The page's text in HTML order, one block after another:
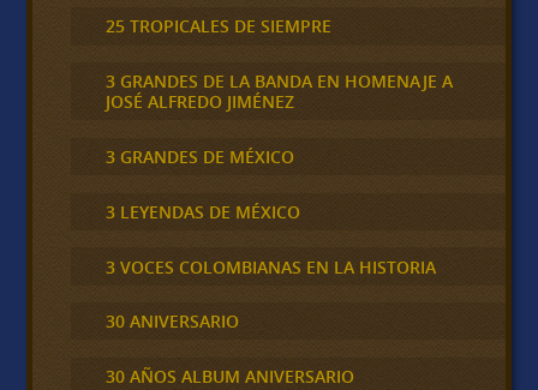
25 TROPICALES DE SIEMPRE
3 GRANDES DE LA BANDA EN HOMENAJE A
JOSÉ ALFREDO JIMÉNEZ
3 GRANDES DE MÉXICO
3 LEYENDAS DE MÉXICO
3 VOCES COLOMBIANAS EN LA HISTORIA
30 ANIVERSARIO
30 AÑOS ALBUM ANIVERSARIO